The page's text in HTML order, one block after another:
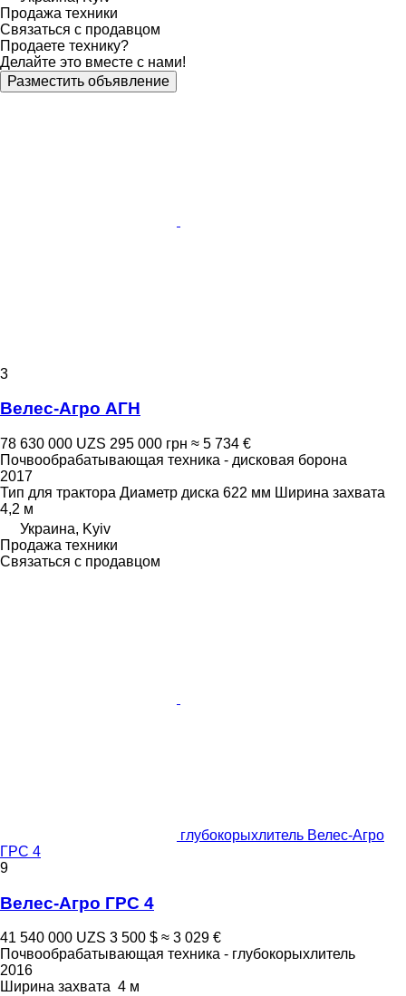
Продажа техники
Связаться с продавцом
Продаете технику?
Делайте это вместе с нами!
Разместить объявление
3
Велес-Агро АГН
78 630 000 UZS 295 000 грн ≈ 5 734 €
Почвообрабатывающая техника - дисковая борона
2017
Тип для трактора Диаметр диска 622 мм Ширина захвата
4,2 м
Украина, Kyiv
Продажа техники
Связаться с продавцом
глубокорыхлитель Велес-Агро
ГРС 4
9
Велес-Агро ГРС 4
41 540 000 UZS 3 500 $ ≈ 3 029 €
Почвообрабатывающая техника - глубокорыхлитель
2016
Ширина захвата 4 м